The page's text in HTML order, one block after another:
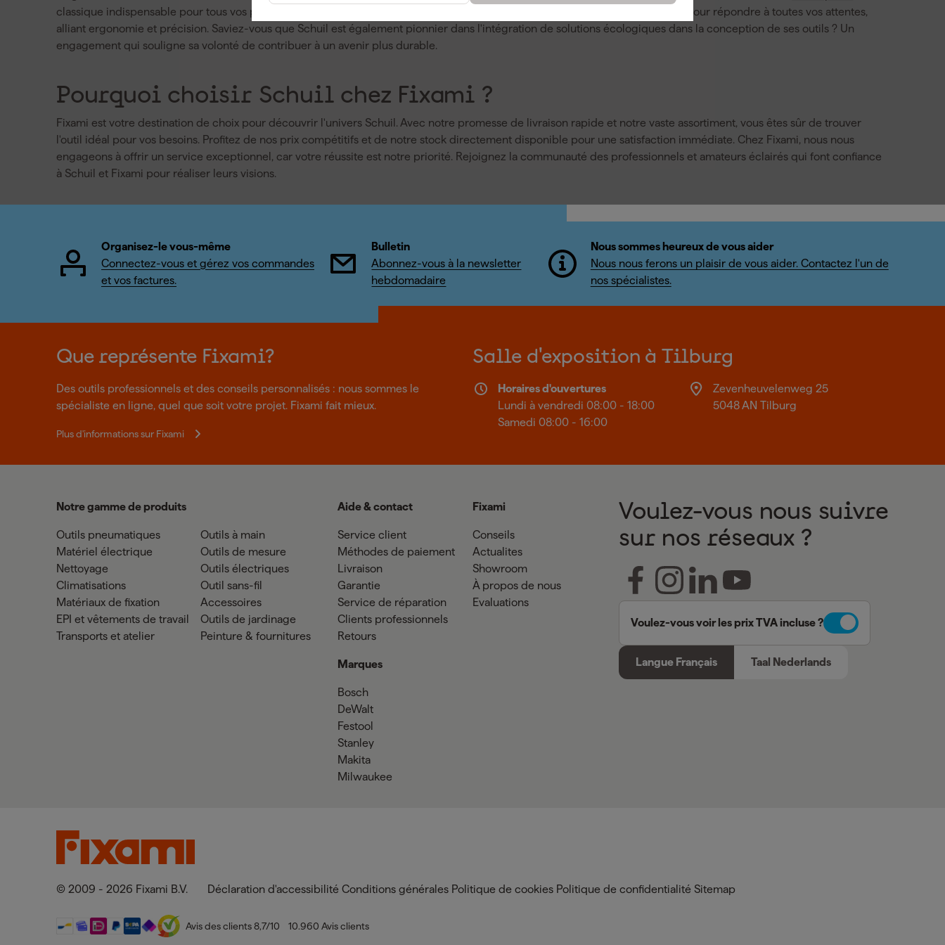
classique indispensable pour tous vos projets de mesure avec une précision inégalée. Schuil, c'est l'assurance d'outils pensés pour répondre à toutes vos attentes,
alliant ergonomie et précision. Saviez-vous que Schuil est également pionnier dans l'intégration de solutions écologiques dans la conception de ses outils ? Un
engagement qui souligne sa volonté de contribuer à un avenir plus durable.
Pourquoi choisir Schuil chez Fixami ?
Fixami est votre destination de choix pour découvrir l'univers Schuil. Avec notre promesse de livraison rapide et notre vaste assortiment, vous êtes sûr de trouver
l'outil idéal pour vos besoins. Profitez de nos prix compétitifs et de notre stock directement disponible pour une satisfaction immédiate. Chez Fixami, nous nous
engageons à offrir un service exceptionnel, car votre réussite est notre priorité. Rejoignez la communauté des professionnels et amateurs éclairés qui font confiance
à Schuil et Fixami pour réaliser leurs visions.
Organisez-le vous-même
Connectez-vous et gérez vos commandes
et vos factures.
Bulletin
Abonnez-vous à la newsletter
hebdomadaire
Nous sommes heureux de vous aider
Nous nous ferons un plaisir de vous aider. Contactez l'un de
nos spécialistes.
Que représente Fixami?
Des outils professionnels et des conseils personnalisés : nous sommes le
spécialiste en ligne, quel que soit votre projet. Fixami fait mieux.
Plus d'informations sur Fixami
Salle d'exposition à Tilburg
Horaires d'ouvertures
Lundi à vendredi 08:00 - 18:00
Samedi 08:00 - 16:00
Zevenheuvelenweg 25
5048 AN Tilburg
Notre gamme de produits
Outils pneumatiques
Matériel électrique
Nettoyage
Climatisations
Matériaux de fixation
EPI et vêtements de travail
Transports et atelier
Outils à main
Outils de mesure
Outils électriques
Outil sans-fil
Accessoires
Outils de jardinage
Peinture & fournitures
Aide & contact
Service client
Méthodes de paiement
Livraison
Garantie
Service de réparation
Clients professionnels
Retours
Marques
Bosch
DeWalt
Festool
Stanley
Makita
Milwaukee
Fixami
Conseils
Actualites
Showroom
À propos de nous
Evaluations
Voulez-vous nous suivre
sur nos réseaux ?
Voulez-vous voir les prix TVA incluse ?
Langue Français Taal Nederlands
© 2009 - 2026 Fixami B.V. Déclaration d'accessibilité Conditions générales Politique de cookies Politique de confidentialité Sitemap
Avis des clients8,7/10 10.960 Avis clients